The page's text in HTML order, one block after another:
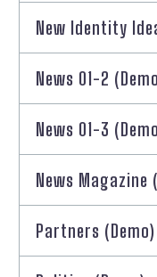
New Identity
News 01-2
News 01-3
News Magazine
Partners (Demo)